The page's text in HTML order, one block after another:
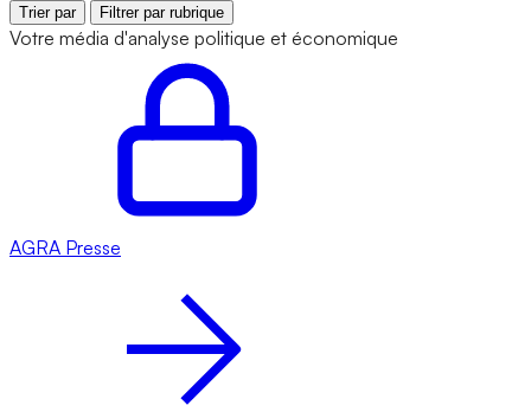
Trier par Filtrer par rubrique
Votre média d'analyse politique et économique
AGRA Presse